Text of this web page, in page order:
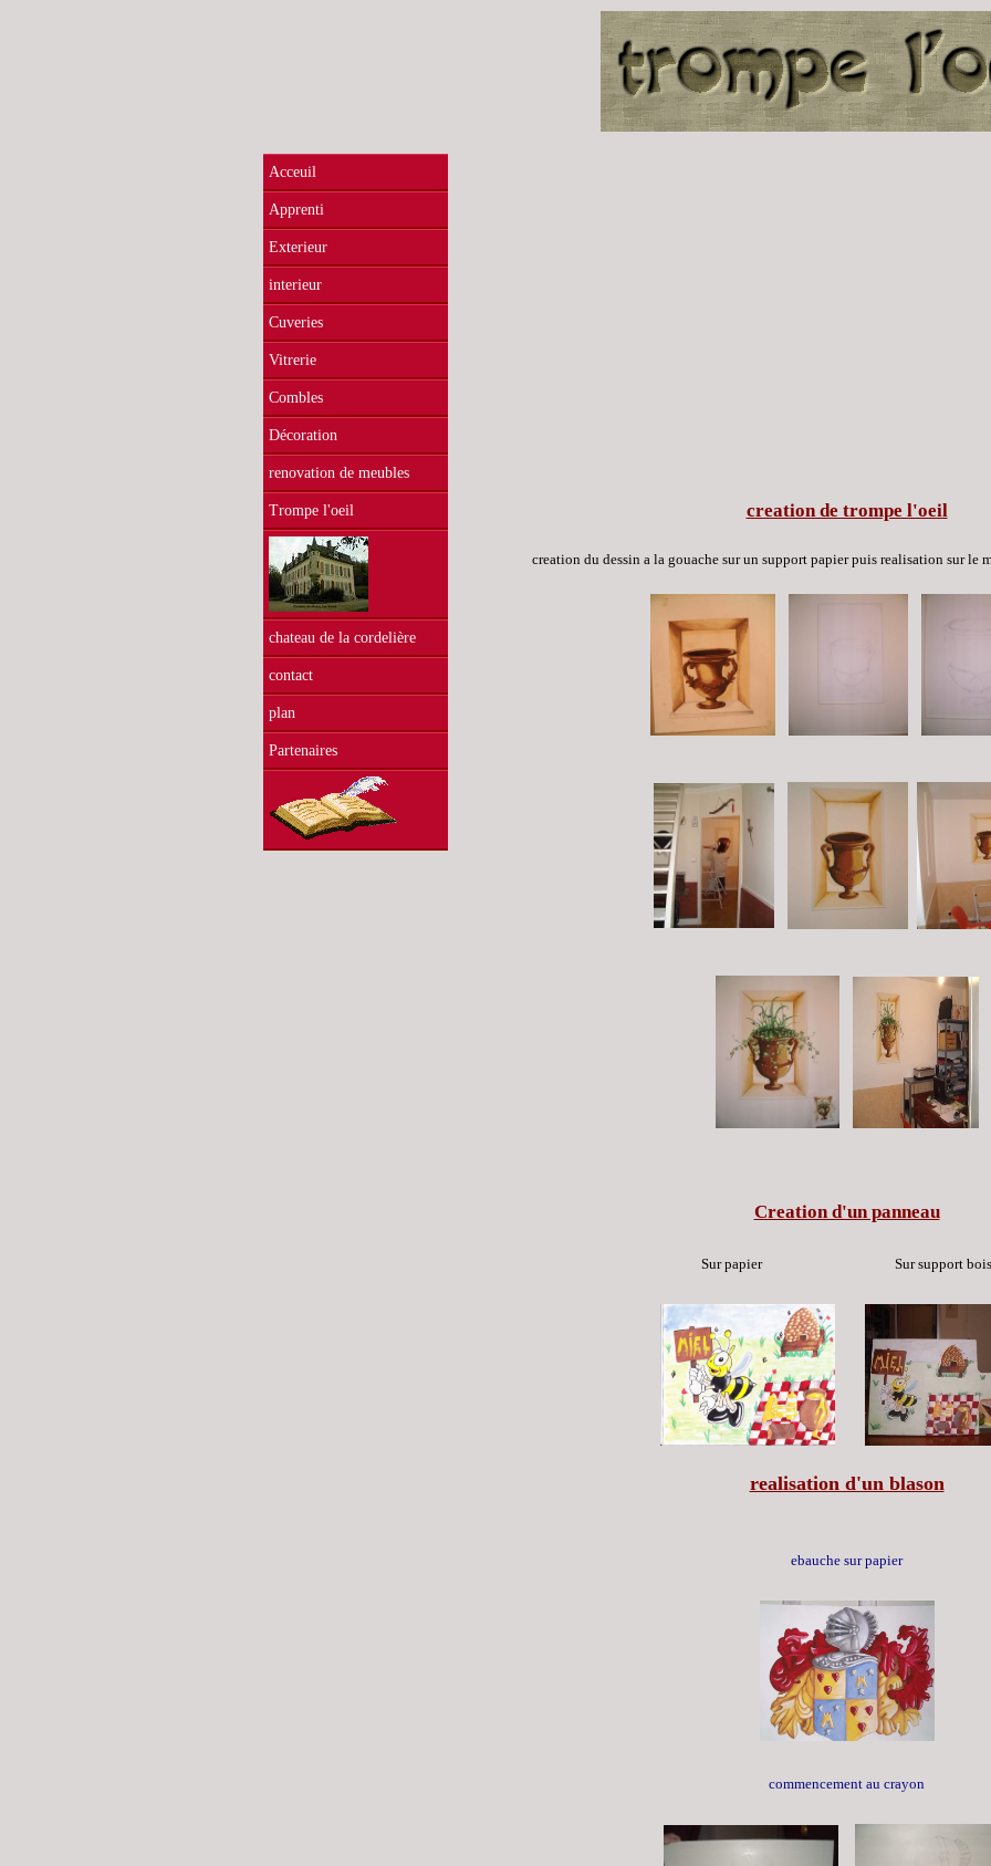
Acceuil
Apprenti
Exterieur
interieur
Cuveries
Vitrerie
Combles
Décoration
renovation de meubles
Trompe l'oeil
chateau de la cordelière
contact
plan
Partenaires
creation de trompe l'oeil
creation du dessin a la gouache sur un support papier puis realisation sur le
Creation d'un panneau
Sur papier Sur support
realisation d'un blason
ebauche sur papier
commencement au crayon